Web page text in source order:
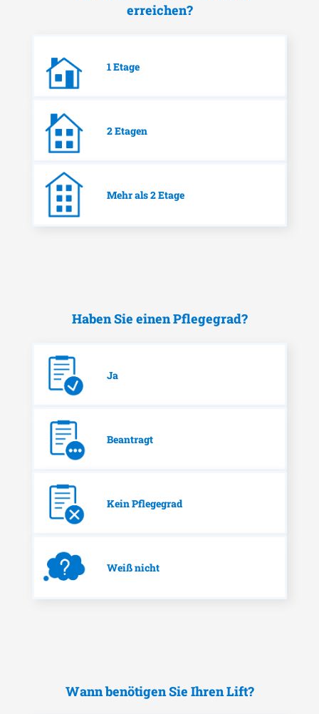
erreichen?
1 Etage
2 Etagen
Mehr als 2 Etage
Haben Sie einen Pflegegrad?
Ja
Beantragt
Kein Pflegegrad
Weiß nicht
Wann benötigen Sie Ihren Lift?